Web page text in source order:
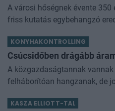
A városi hőségnek évente
friss kutatás egybehangzó
KONYHAKONTROLLING
Csúcsidőben drágább
A közgazdaságtannak
felháborítóan hangzanak, de
némi kellemetlenséggel is
KASZA ELLIOTT-TAL